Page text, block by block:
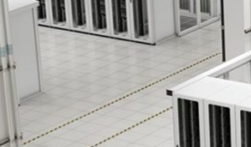
（中央處理器）已經非常熟悉了
程元件。
Graphis Processing Unit ，又稱為
即時圖形處理，現在憑藉其優秀的